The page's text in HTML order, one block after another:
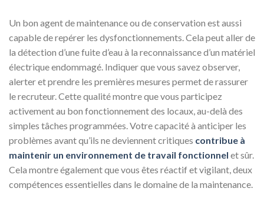
Un bon agent de maintenance ou de conservation est aussi
capable de repérer les dysfonctionnements. Cela peut aller de
la détection d’une fuite d’eau à la reconnaissance d’un matériel
électrique endommagé. Indiquer que vous savez observer,
alerter et prendre les premières mesures permet de rassurer
le recruteur. Cette qualité montre que vous participez
activement au bon fonctionnement des locaux, au-delà des
simples tâches programmées. Votre capacité à anticiper les
problèmes avant qu’ils ne deviennent critiques contribue à
maintenir un environnement de travail fonctionnel et sûr.
Cela montre également que vous êtes réactif et vigilant, deux
compétences essentielles dans le domaine de la maintenance.